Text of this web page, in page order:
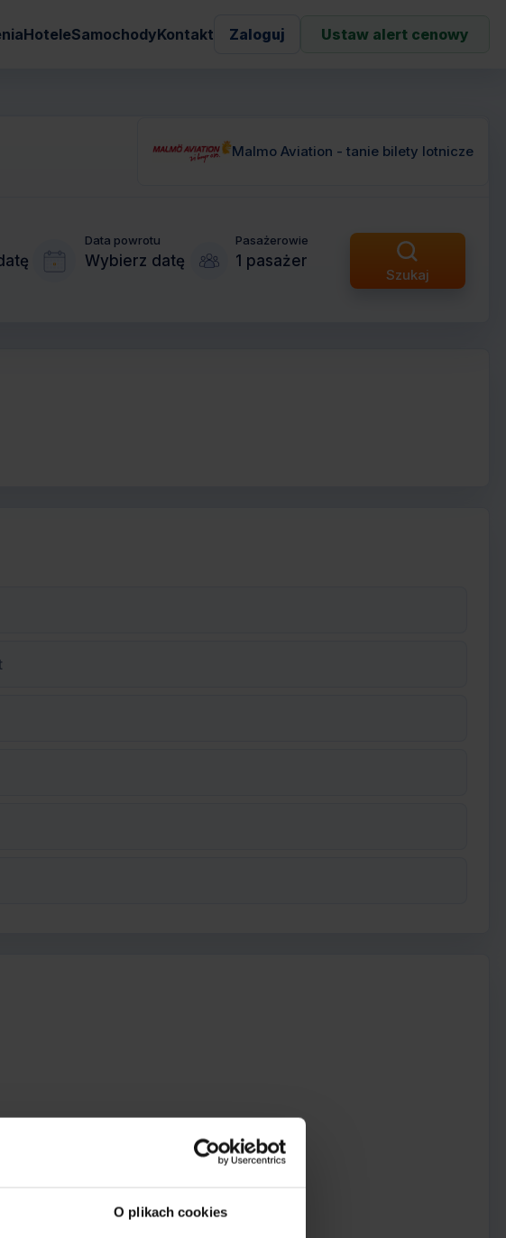
O plikach cookies
HoteleSamochodyKontakt Zaloguj Ustaw alert cenowy
Malmo Aviation - tanie bilety lotnicze
Data powrotu
Wybierz datę
Pasażerowie
1 pasażer
Szukaj